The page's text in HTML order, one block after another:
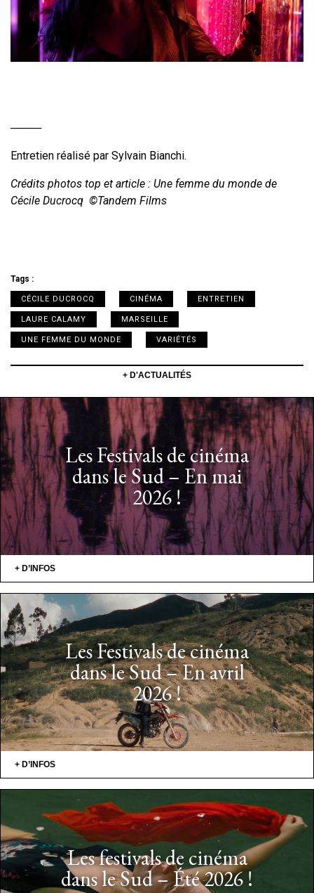
────
Entretien réalisé par Sylvain Bianchi.
Crédits photos top et article : Une femme du monde de
Cécile Ducrocq ©Tandem Films
Tags :
CÉCILE DUCROCQ CINÉMA ENTRETIEN
LAURE CALAMY MARSEILLE
UNE FEMME DU MONDE VARIÉTÉS
+ D'ACTUALITÉS
Les Festivals de cinéma
dans le Sud – En mai
2026 !
+ D’INFOS
Les Festivals de cinéma
dans le Sud – En avril
2026 !
+ D’INFOS
Les festivals de cinéma
dans le Sud – Été 2026 !